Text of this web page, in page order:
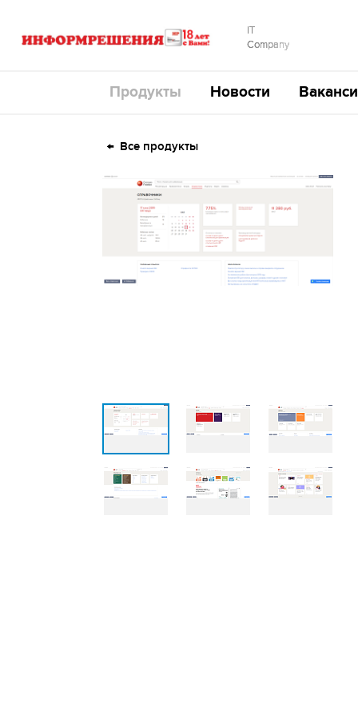
IT
Company
Продукты Новости
Все продукты